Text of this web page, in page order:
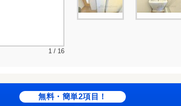
1 / 16
無料・簡単2項目！